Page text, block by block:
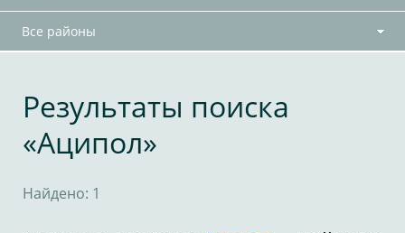
Все районы
Результаты поиска
«Аципол»
Найдено: 1